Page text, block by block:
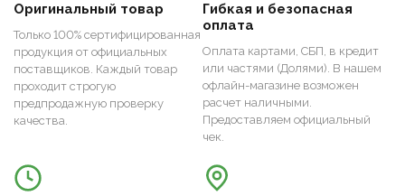
Оригинальный товар
Только 100% сертифицированная
продукция от официальных
поставщиков. Каждый товар
проходит строгую
предпродажную проверку
качества.
Гибкая и безопасная
оплата
Оплата картами, СБП, в кредит
или частями (Долями). В нашем
офлайн-магазине возможен
расчет наличными.
Предоставляем официальный
чек.